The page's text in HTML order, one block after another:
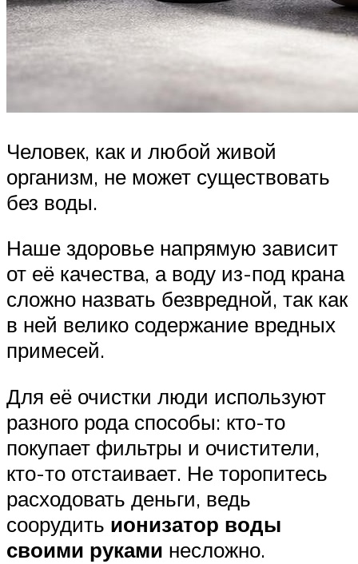
Человек, как и любой живой
организм, не может существовать
без воды.
Наше здоровье напрямую зависит
от её качества, а воду из-под крана
сложно назвать безвредной, так как
в ней велико содержание вредных
примесей.
Для её очистки люди используют
разного рода способы: кто-то
покупает фильтры и очистители,
кто-то отстаивает. Не торопитесь
расходовать деньги, ведь
соорудить ионизатор воды
своими руками несложно.